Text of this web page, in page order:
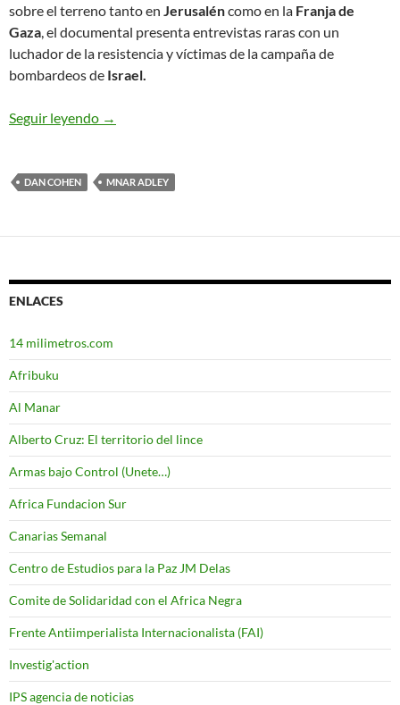
sobre el terreno tanto en Jerusaléncomo en la Franja de
Gaza, el documental presenta entrevistas raras con un
luchador de la resistencia y víctimas de la campaña de
bombardeos de Israel.
Seguir leyendo Comunicado: Gaza, la resistencia armada y el
→
DAN COHEN MNAR ADLEY
ENLACES
14 milimetros.com
Afribuku
Al Manar
Alberto Cruz: El territorio del lince
Armas bajo Control (Unete…)
Africa Fundacion Sur
Canarias Semanal
Centro de Estudios para la Paz JM Delas
Comite de Solidaridad con el Africa Negra
Frente Antiimperialista Internacionalista (FAI)
Investig'action
IPS agencia de noticias